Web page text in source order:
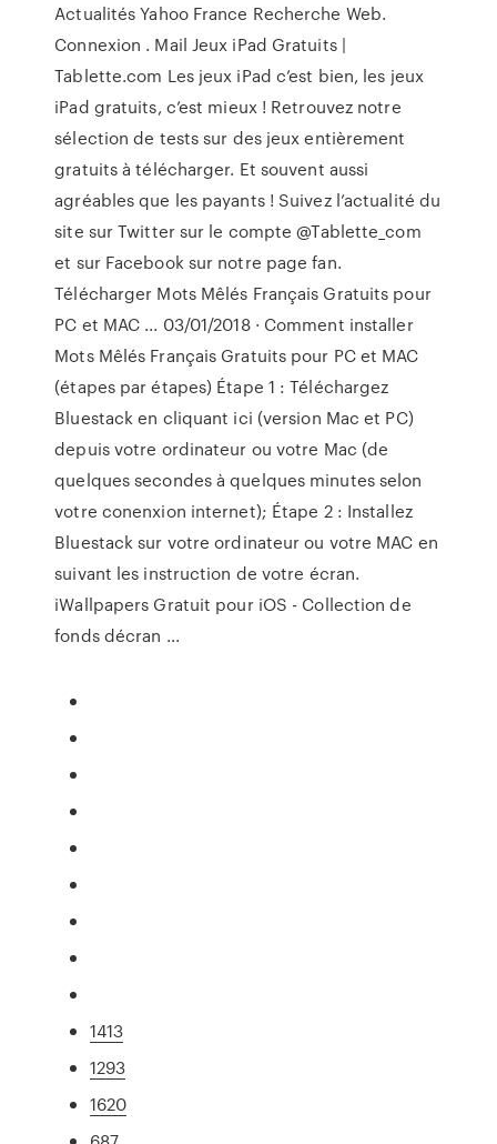
Actualités Yahoo France Recherche Web.
Connexion . Mail Jeux iPad Gratuits |
Tablette.com Les jeux iPad c’est bien, les jeux
iPad gratuits, c’est mieux ! Retrouvez notre
sélection de tests sur des jeux entièrement
gratuits à télécharger. Et souvent aussi
agréables que les payants ! Suivez l’actualité du
site sur Twitter sur le compte @Tablette_com
et sur Facebook sur notre page fan.
Télécharger Mots Mêlés Français Gratuits pour
PC et MAC ... 03/01/2018 · Comment installer
Mots Mêlés Français Gratuits pour PC et MAC
(étapes par étapes) Étape 1 : Téléchargez
Bluestack en cliquant ici (version Mac et PC)
depuis votre ordinateur ou votre Mac (de
quelques secondes à quelques minutes selon
votre conenxion internet); Étape 2 : Installez
Bluestack sur votre ordinateur ou votre MAC en
suivant les instruction de votre écran.
iWallpapers Gratuit pour iOS - Collection de
fonds décran ...
1413
1293
1620